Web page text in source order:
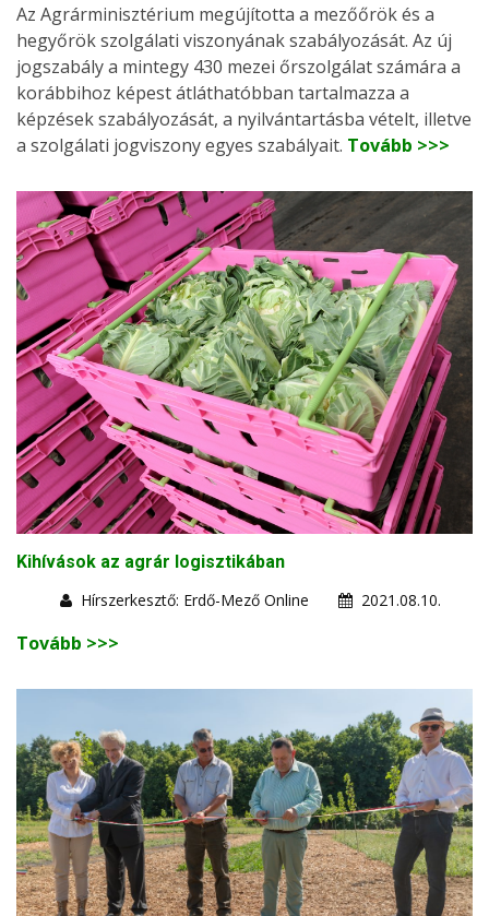
Az Agrárminisztérium megújította a mezőőrök és a
hegyőrök szolgálati viszonyának szabályozását. Az új
jogszabály a mintegy 430 mezei őrszolgálat számára a
korábbihoz képest átláthatóbban tartalmazza a
képzések szabályozását, a nyilvántartásba vételt, illetve
a szolgálati jogviszony egyes szabályait. Tovább >>>
Kihívások az agrár logisztikában
Hírszerkesztő: Erdő-Mező Online
2021.08.10.
Tovább >>>